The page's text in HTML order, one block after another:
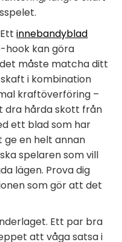
Ettinnebandyblad
kan göra
måste matcha ditt
i kombination
kraftöverföring –
dra hårda skott från
ett blad som har
en helt annan
spelaren som vill
lägen. Prova dig
som gör att det
Ett par bra
att våga satsa i